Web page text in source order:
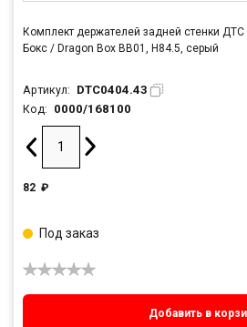
Комплект держателей задней стенки
Бокс / Dragon Box BB01, H84.5, серый
Артикул: DTC0404.43
Код: 0000/168100
82 ₽
Добавить в
Под заказ